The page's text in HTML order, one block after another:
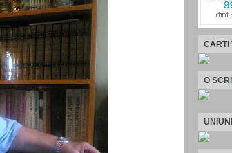
CARTI
O